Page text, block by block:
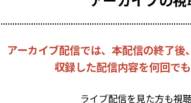
アーカイブ配信では、本配信の終了後
収録した配信内容を何回でも
ライブ配信を見た方も視聴